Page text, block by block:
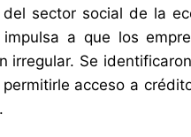
sector social de la
a que los
irregular. Se
acceso a